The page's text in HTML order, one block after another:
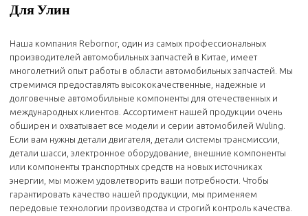
Для Улин
Наша компания Rebornor, один из самых профессиональных
производителей автомобильных запчастей в Китае, имеет
многолетний опыт работы в области автомобильных запчастей. Мы
стремимся предоставлять высококачественные, надежные и
долговечные автомобильные компоненты для отечественных и
международных клиентов. Ассортимент нашей продукции очень
обширен и охватывает все модели и серии автомобилей Wuling.
Если вам нужны детали двигателя, детали системы трансмиссии,
детали шасси, электронное оборудование, внешние компоненты
или компоненты транспортных средств на новых источниках
энергии, мы можем удовлетворить ваши потребности. Чтобы
гарантировать качество нашей продукции, мы применяем
передовые технологии производства и строгий контроль качества.